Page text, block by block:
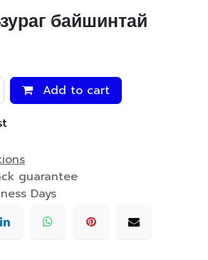
байшинтай
Add to cart
guarantee
Days